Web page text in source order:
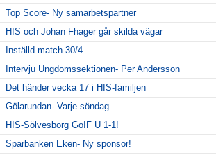
Top Score- Ny samarbetspartner
HIS och Johan Fhager går skilda vägar
Inställd match 30/4
Intervju Ungdomssektionen- Per Andersson
Det händer vecka 17 i HIS-familjen
Gölarundan- Varje söndag
HIS-Sölvesborg GoIF U 1-1!
Sparbanken Eken- Ny sponsor!